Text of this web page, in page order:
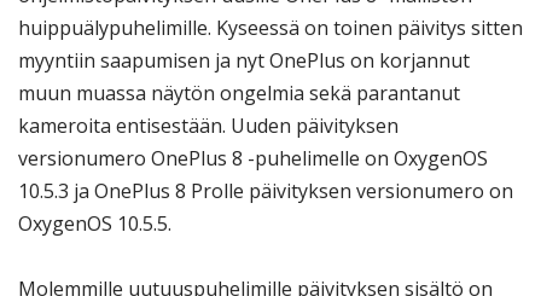
huippuälypuhelimille. Kyseessä on toinen päivitys sitten
myyntiin saapumisen ja nyt OnePlus on korjannut
muun muassa näytön ongelmia sekä parantanut
kameroita entisestään. Uuden päivityksen
versionumero OnePlus 8 -puhelimelle on OxygenOS
10.5.3 ja OnePlus 8 Prolle päivityksen versionumero on
OxygenOS 10.5.5.
Molemmille uutuuspuhelimille päivityksen sisältö on